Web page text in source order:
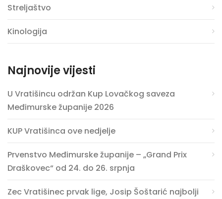
Streljaštvo
Kinologija
Najnovije vijesti
U Vratišincu održan Kup Lovačkog saveza
Međimurske županije 2026
KUP Vratišinca ove nedjelje
Prvenstvo Međimurske županije – „Grand Prix
Draškovec“ od 24. do 26. srpnja
Zec Vratišinec prvak lige, Josip Šoštarić najbolji